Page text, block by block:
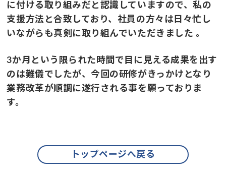
に付ける取り組みだと認識していますので、私の
支援方法と合致しており、社員の方々は日々忙し
いながらも真剣に取り組んでいただきました 。
3か月という限られた時間で目に見える成果を出す
のは難儀でしたが、今回の研修がきっかけとなり
業務改革が順調に遂行される事を願っておりま
す。
トップページへ戻る